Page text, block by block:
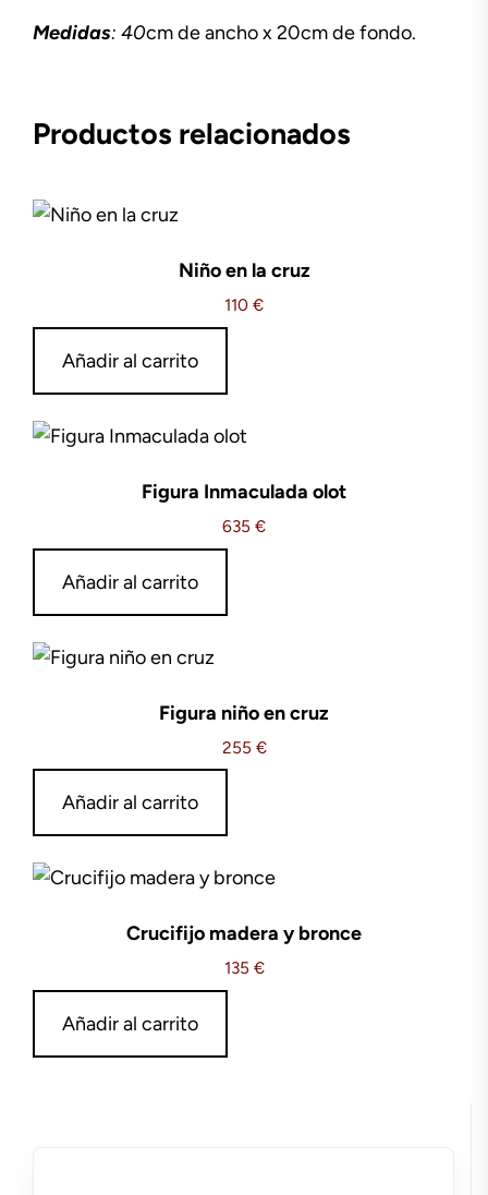
Medidas: 40cm de ancho x 20cm de fondo.
Productos relacionados
Niño en la cruz
110 €
Añadir al carrito
Figura Inmaculada olot
635 €
Añadir al carrito
Figura niño en cruz
255 €
Añadir al carrito
Crucifijo madera y bronce
135 €
Añadir al carrito